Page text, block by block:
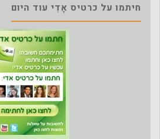
חיתמו על כרטיס אָדִי עוד היום